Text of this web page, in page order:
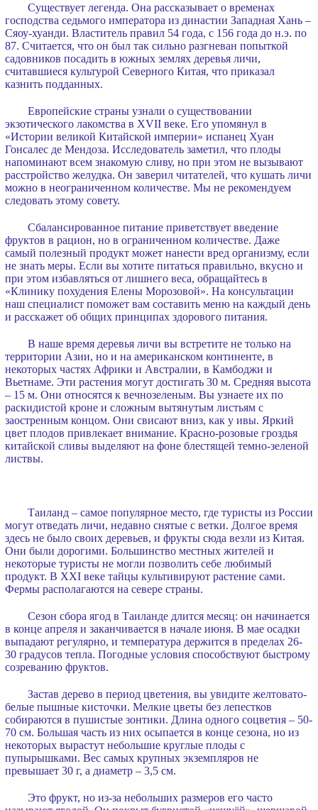
Существует легенда. Она рассказывает о временах
господства седьмого императора из династии Западная Хань –
Сяоу-хуанди. Властитель правил 54 года, с 156 года до н.э. по
87. Считается, что он был так сильно разгневан попыткой
садовников посадить в южных землях деревья личи,
считавшиеся культурой Северного Китая, что приказал
казнить подданных.
Европейские страны узнали о существовании
экзотического лакомства в ХVII веке. Его упомянул в
«Истории великой Китайской империи» испанец Хуан
Гонсалес де Мендоза. Исследователь заметил, что плоды
напоминают всем знакомую сливу, но при этом не вызывают
расстройство желудка. Он заверил читателей, что кушать личи
можно в неограниченном количестве. Мы не рекомендуем
следовать этому совету.
Сбалансированное питание приветствует введение
фруктов в рацион, но в ограниченном количестве. Даже
самый полезный продукт может нанести вред организму, если
не знать меры. Если вы хотите питаться правильно, вкусно и
при этом избавляться от лишнего веса, обращайтесь в
«Клинику похудения Елены Морозовой». На консультации
наш специалист поможет вам составить меню на каждый день
и расскажет об общих принципах здорового питания.
В наше время деревья личи вы встретите не только на
территории Азии, но и на американском континенте, в
некоторых частях Африки и Австралии, в Камбоджи и
Вьетнаме. Эти растения могут достигать 30 м. Средняя высота
– 15 м. Они относятся к вечнозеленым. Вы узнаете их по
раскидистой кроне и сложным вытянутым листьям с
заостренным концом. Они свисают вниз, как у ивы. Яркий
цвет плодов привлекает внимание. Красно-розовые гроздья
китайской сливы выделяют на фоне блестящей темно-зеленой
листвы.
Таиланд – самое популярное место, где туристы из России
могут отведать личи, недавно снятые с ветки. Долгое время
здесь не было своих деревьев, и фрукты сюда везли из Китая.
Они были дорогими. Большинство местных жителей и
некоторые туристы не могли позволить себе любимый
продукт. В ХХI веке тайцы культивируют растение сами.
Фермы располагаются на севере страны.
Сезон сбора ягод в Таиланде длится месяц: он начинается
в конце апреля и заканчивается в начале июня. В мае осадки
выпадают регулярно, и температура держится в пределах 26-
30 градусов тепла. Погодные условия способствуют быстрому
созреванию фруктов.
Застав дерево в период цветения, вы увидите желтовато-
белые пышные кисточки. Мелкие цветы без лепестков
собираются в пушистые зонтики. Длина одного соцветия – 50-
70 см. Большая часть из них осыпается в конце сезона, но из
некоторых вырастут небольшие круглые плоды с
пупырышками. Вес самых крупных экземпляров не
превышает 30 г, а диаметр – 3,5 см.
Это фрукт, но из-за небольших размеров его часто